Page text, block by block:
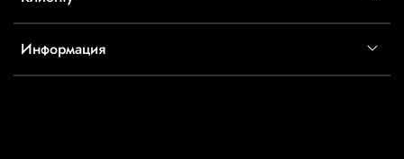
Информация